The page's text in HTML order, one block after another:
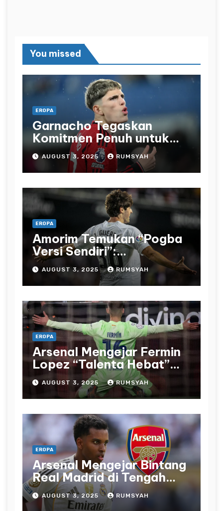
You missed
EROPA
Garnacho Tegaskan
Komitmen Penuh untuk
Manchester United
AUGUST 3, 2025 RUMSYAH
EROPA
Amorim Temukan “Pogba
Versi Sendiri”:
Manchester United Bidik
Javi Guerra
AUGUST 3, 2025 RUMSYAH
EROPA
Arsenal Mengejar Fermin
Lopez “Talenta Hebat”
Senilai £61 Juta sebagai
Alternatif Impian Eze
AUGUST 3, 2025 RUMSYAH
EROPA
Arsenal Mengejar Bintang
Real Madrid di Tengah
Tautan Rodrygo
AUGUST 3, 2025 RUMSYAH